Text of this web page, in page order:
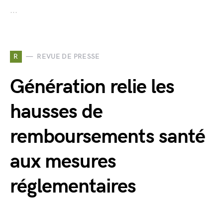
...
R REVUE DE PRESSE
Génération relie les
hausses de
remboursements santé
aux mesures
réglementaires